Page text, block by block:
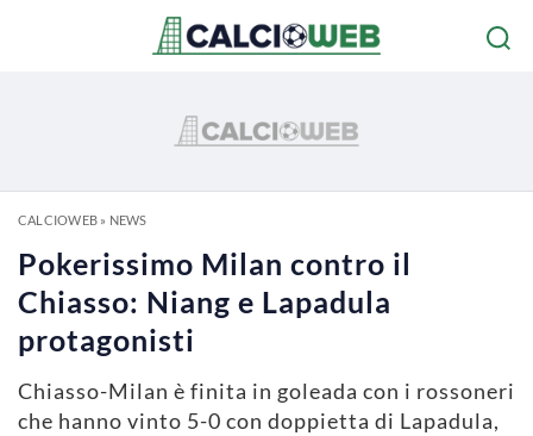
CALCIOWEB» NEWS
Pokerissimo Milan contro il
Chiasso: Niang e Lapadula
protagonisti
Chiasso-Milan è finita in goleada con i rossoneri
che hanno vinto 5-0 con doppietta di Lapadula,